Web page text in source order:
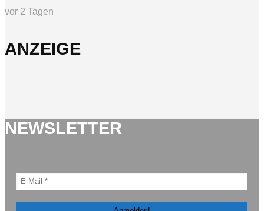
vor 2 Tagen
ANZEIGE
NEWSLETTER